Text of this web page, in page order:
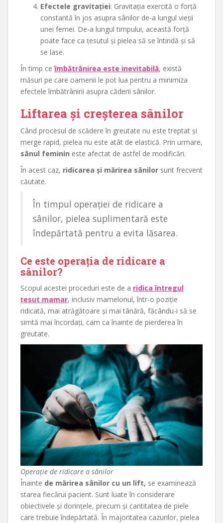
Efectele gravitației: Gravitația exercită o forță
constantă în jos asupra sânilor de-a lungul vieții
unei femei. De-a lungul timpului, această forță
poate face ca țesutul și pielea să se întindă și să
se lase.
În timp ceîmbătrânirea este inevitabilă, există
măsuri pe care oamenii le pot lua pentru a minimiza
efectele îmbătrânirii asupra căderii sânilor.
Liftarea și creșterea sânilor
Când procesul de scădere în greutate nu este treptat și
merge rapid, pielea nu este atât de elastică. Prin urmare,
sânul feminin este afectat de astfel de modificări.
În acest caz, ridicarea și mărirea sânilor sunt frecvent
căutate.
În timpul operației de ridicare a
sânilor, pielea suplimentară este
îndepărtată pentru a evita lăsarea.
Ce este operația de ridicare a
sânilor?
Scopul acestei proceduri este de a ridica întregul
țesut mamar, inclusiv mamelonul, într-o poziție
ridicată, mai atrăgătoare și mai tânără, făcându-i să se
simtă mai încordați, cam ca înainte de pierderea în
greutate.
Operație de ridicare a sânilor
Înainte de mărirea sânilor cu un lift, se examinează
starea fiecărui pacient. Sunt luate în considerare
obiectivele și dorințele, precum și cantitatea de piele
care trebuie îndepărtată. În majoritatea cazurilor, pielea